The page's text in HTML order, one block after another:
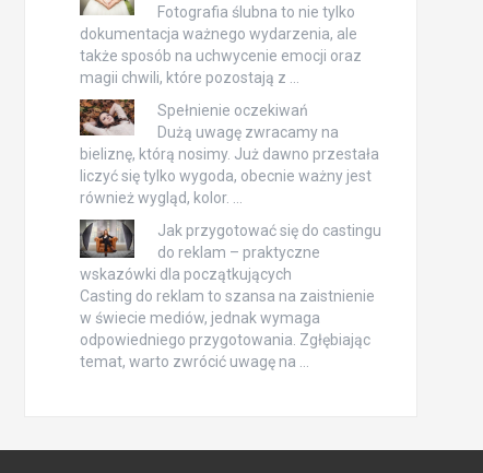
Fotografia ślubna to nie tylko
dokumentacja ważnego wydarzenia, ale
także sposób na uchwycenie emocji oraz
magii chwili, które pozostają z …
Spełnienie oczekiwań
Dużą uwagę zwracamy na
bieliznę, którą nosimy. Już dawno przestała
liczyć się tylko wygoda, obecnie ważny jest
również wygląd, kolor. …
Jak przygotować się do castingu
do reklam – praktyczne
wskazówki dla początkujących
Casting do reklam to szansa na zaistnienie
w świecie mediów, jednak wymaga
odpowiedniego przygotowania. Zgłębiając
temat, warto zwrócić uwagę na …